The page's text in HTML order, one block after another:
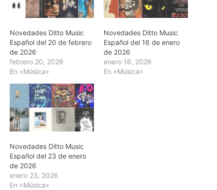
Novedades Ditto Music
Español del 20 de febrero
de 2026
febrero 20, 2026
En «Música»
Novedades Ditto Music
Español del 16 de enero
de 2026
enero 16, 2026
En «Música»
Novedades Ditto Music
Español del 23 de enero
de 2026
enero 23, 2026
En «Música»